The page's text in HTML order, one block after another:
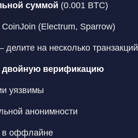
суммой (0.001 BTC)
(Electrum, Sparrow)
на несколько транзакций
двойную верификацию
уязвимы
анонимности
в оффлайне